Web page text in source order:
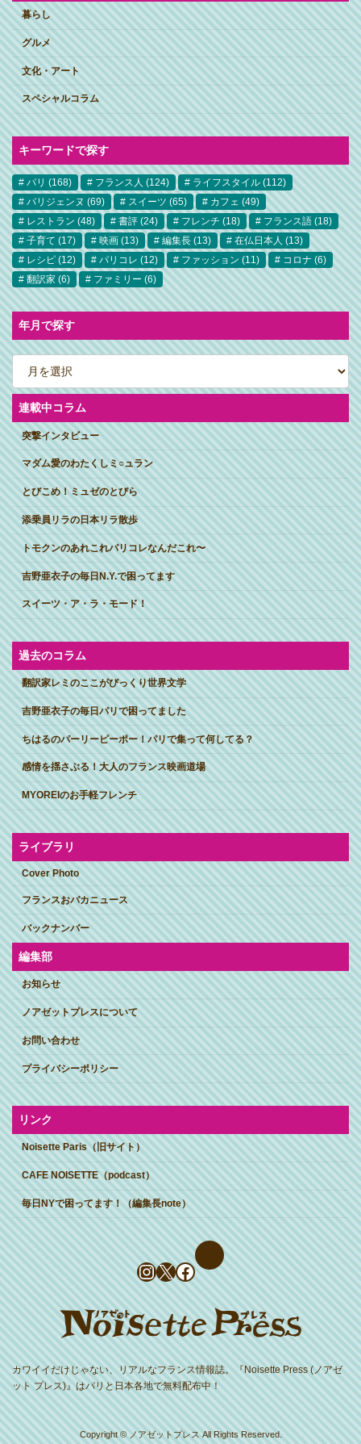
暮らし
グルメ
文化・アート
スペシャルコラム
キーワードで探す
パリ (168) フランス人 (124) ライフスタイル (112)
パリジェンヌ (69) スイーツ (65) カフェ (49)
レストラン (48) 書評 (24) フレンチ (18) フランス語 (18)
子育て (17) 映画 (13) 編集長 (13) 在仏日本人 (13)
レシピ (12) パリコレ (12) ファッション (11) コロナ (6)
翻訳家 (6) ファミリー (6)
年月で探す
ア
ー
カ
イ
ブ連載中コラム
突撃インタビュー
マダム愛のわたくしミ○ュラン
とびこめ！ミュゼのとびら
添乗員リラの日本リラ散歩
トモクンのあれこれパリコレなんだこれ〜
吉野亜衣子の毎日N.Y.で困ってます
スイーツ・ア・ラ・モード！
過去のコラム
翻訳家レミのここがびっくり世界文学
吉野亜衣子の毎日パリで困ってました
ちはるのパーリーピーポー！パリで集って何してる？
感情を揺さぶる！大人のフランス映画道場
MYOREIのお手軽フレンチ
ライブラリ
Cover Photo
フランスおバカニュース
バックナンバー
編集部
お知らせ
ノアゼットプレスについて
お問い合わせ
プライバシーポリシー
リンク
Noisette Paris（旧サイト）
CAFE NOISETTE（podcast）
毎日NYで困ってます！（編集長note）
Instagram
X Facebook
カワイイだけじゃない、リアルなフランス情報誌。『Noisette Press (ノアゼ
ット プレス)』はパリと日本各地で無料配布中！
Copyright © ノアゼットプレス All Rights Reserved.